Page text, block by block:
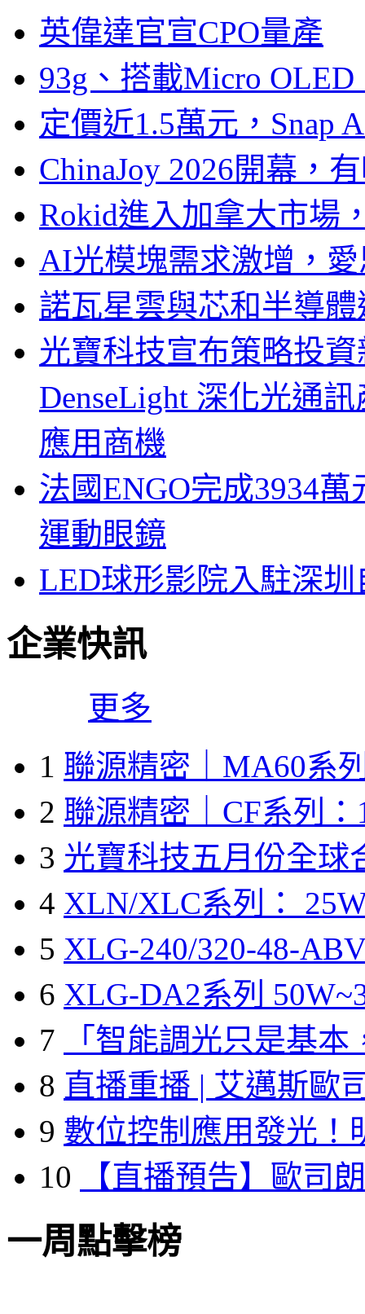
英偉達官宣CPO量產
93g、搭載Micro
定價近1.5萬元，Snap
ChinaJoy 2026開幕，
Rokid進入加拿大市場
AI光模塊需求激增，
諾瓦星雲與芯和半導
光寶科技宣布策略投
DenseLight 深化光通
應用商機
法國ENGO完成3934
運動眼鏡
LED球形影院入駐深
企業快訊
更多
1 聯源精密｜MA60系
2 聯源精密｜CF系列：
3 光寶科技五月份全球
4 XLN/XLC系列：
5 XLG-240/320-48-
6 XLG-DA2系列
7
「智能調光只是基本
8 直播重播 | 艾邁斯歐
9 數位控制應用發光！
10
【直播預告】歐司
一周點擊榜